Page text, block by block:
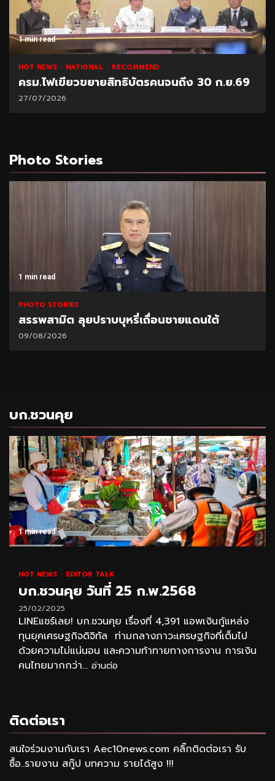
1 min read
HOT NEWS NATIONAL RECOMMEND
ครม.ไฟเขียวขยายสิทธิบัตรคนจนถึง 30 ก.ย.69
27/07/2026
Photo Stories
1 min read
PHOTO STORIES
สรรพสามิต ลุยปราบบุหรี่เถื่อนชายแดนใต้
09/08/2026
บก.ชวนคุย
1 min read
HOT NEWS EDITOR TALK
บก.ชวนคุย วันที่ 25 ก.พ.2568
25/02/2025
LINEแชร์เลย! บก.ชวนคุย เรื่องที่ 4,391 แอพเงินกู้แหล่ง
ทุนยุคเศรษฐกิจดิจิทัล ท่ามกลางภาวะเศรษฐกิจที่เต็มไป
ด้วยความไม่แน่นอน และความท้าทายทางการงาน การเงิน
คนไทยมากกว่า... อ่านต่อ
ติดต่อเรา
สนใจร่วมงานกับเรา Aec10news.com คลิ๊กติดต่อเรา รับ
ซื้อ..รายงาน สกู๊ป บทความ รายได้สูง !!!